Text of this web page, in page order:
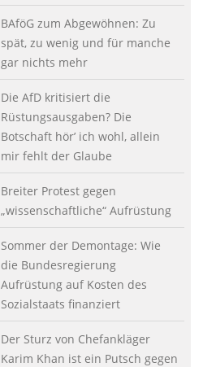
BAföG zum Abgewöhnen: Zu
spät, zu wenig und für manche
gar nichts mehr
Die AfD kritisiert die
Rüstungsausgaben? Die
Botschaft hör’ ich wohl, allein
mir fehlt der Glaube
Breiter Protest gegen
„wissenschaftliche“ Aufrüstung
Sommer der Demontage: Wie
die Bundesregierung
Aufrüstung auf Kosten des
Sozialstaats finanziert
Der Sturz von Chefankläger
Karim Khan ist ein Putsch gegen